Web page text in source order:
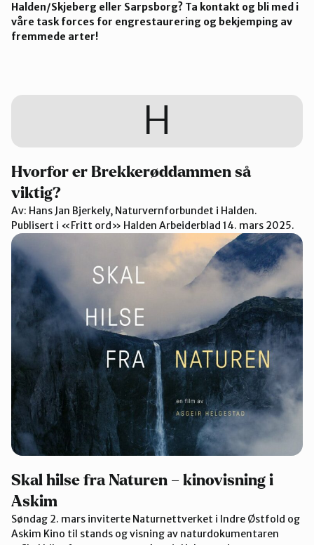
Halden/Skjeberg eller Sarpsborg? Ta kontakt og bli med i
våre task forces for engrestaurering og bekjemping av
fremmede arter!
H
Hvorfor er Brekkerøddammen så
viktig?
Av: Hans Jan Bjerkely, Naturvernforbundet i Halden.
Publisert i «Fritt ord» Halden Arbeiderblad 14. mars 2025.
Skal hilse fra Naturen – kinovisning i
Askim
Søndag 2. mars inviterte Naturnettverket i Indre Østfold og
Askim Kino til stands og visning av naturdokumentaren